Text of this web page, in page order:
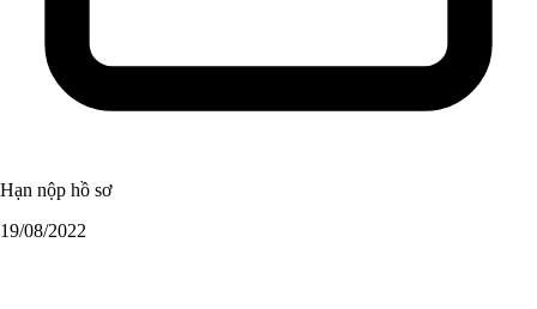
Hạn nộp hồ sơ
19/08/2022